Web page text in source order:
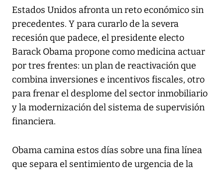
Estados Unidos afronta un reto económico sin
precedentes. Y para curarlo de la severa
recesión que padece, el presidente electo
Barack Obama propone como medicina actuar
por tres frentes: un plan de reactivación que
combina inversiones e incentivos fiscales, otro
para frenar el desplome del sector inmobiliario
y la modernización del sistema de supervisión
financiera.
Obama camina estos días sobre una fina línea
que separa el sentimiento de urgencia de la